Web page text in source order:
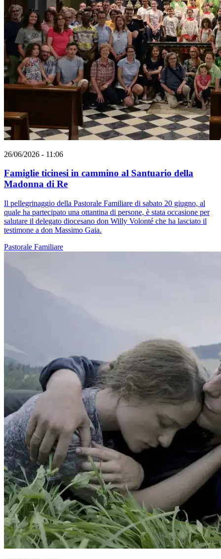
26/06/2026 - 11:06
Famiglie ticinesi in cammino al Santuario della
Madonna di Re
Il pellegrinaggio della Pastorale Familiare di sabato 20 giugno, al
quale ha partecipato una ottantina di persone, è stata occasione per
salutare il delegato diocesano don Willy Volonté che ha lasciato il
testimone a don Massimo Gaia.
Pastorale Familiare